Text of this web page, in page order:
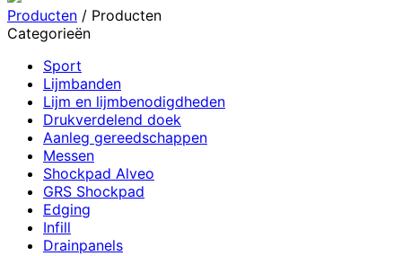
Producten / Producten
Categorieën
Sport
Lijmbanden
Lijm en lijmbenodigdheden
Drukverdelend doek
Aanleg gereedschappen
Messen
Shockpad Alveo
GRS Shockpad
Edging
Infill
Drainpanels